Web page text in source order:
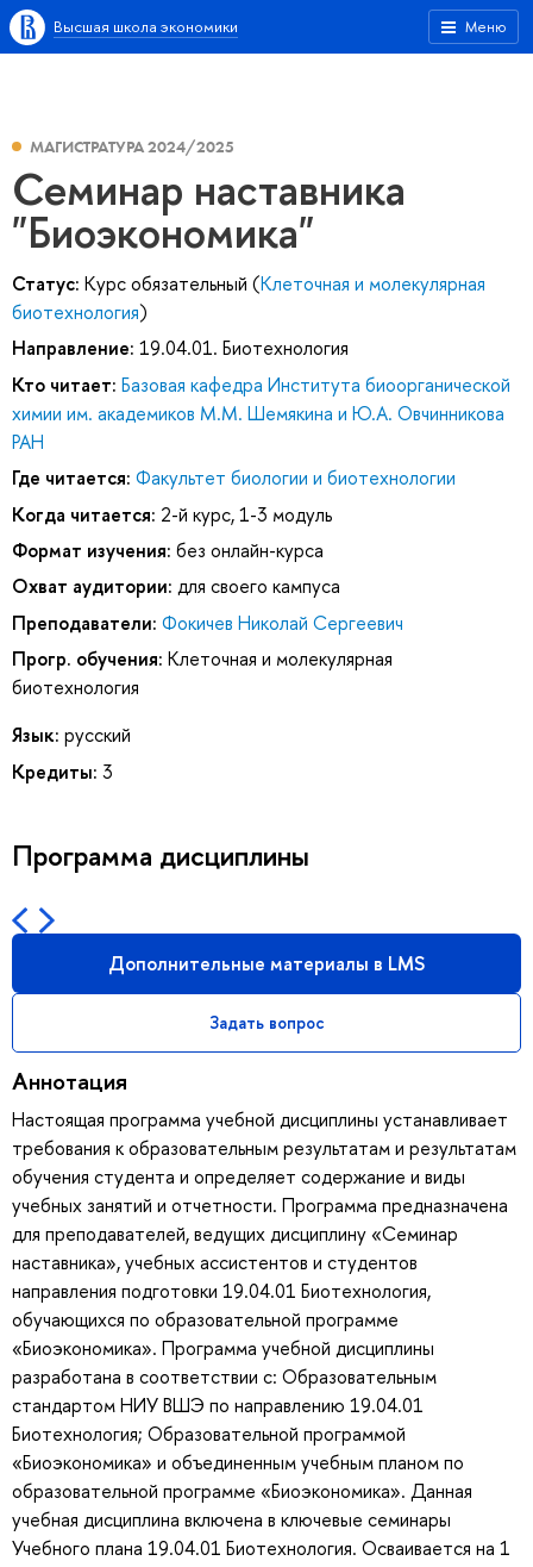
Меню
Высшая школа экономики
МАГИСТРАТУРА 2024/2025
Семинар наставника
"Биоэкономика"
Статус: Курс обязательный (Клеточная и молекулярная
биотехнология)
Направление: 19.04.01. Биотехнология
Кто читает: Базовая кафедра Института биоорганической
химии им. академиков М.М. Шемякина и Ю.А. Овчинникова
РАН
Где читается: Факультет биологии и биотехнологии
Когда читается: 2-й курс, 1-3 модуль
Формат изучения: без онлайн-курса
Охват аудитории: для своего кампуса
Преподаватели: Фокичев Николай Сергеевич
Прогр. обучения: Клеточная и молекулярная
биотехнология
Язык: русский
Кредиты: 3
Программа дисциплины
Дополнительные материалы в LMS
Задать вопрос
Аннотация
Настоящая программа учебной дисциплины устанавливает
требования к образовательным результатам и результатам
обучения студента и определяет содержание и виды
учебных занятий и отчетности. Программа предназначена
для преподавателей, ведущих дисциплину «Семинар
наставника», учебных ассистентов и студентов
направления подготовки 19.04.01 Биотехнология,
обучающихся по образовательной программе
«Биоэкономика». Программа учебной дисциплины
разработана в соответствии с: Образовательным
стандартом НИУ ВШЭ по направлению 19.04.01
Биотехнология; Образовательной программой
«Биоэкономика» и объединенным учебным планом по
образовательной программе «Биоэкономика». Данная
учебная дисциплина включена в ключевые семинары
Учебного плана 19.04.01 Биотехнология. Осваивается на 1